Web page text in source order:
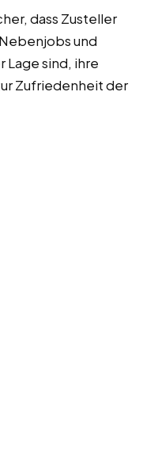
dass Zusteller
und
Lage sind, ihre
Zufriedenheit der